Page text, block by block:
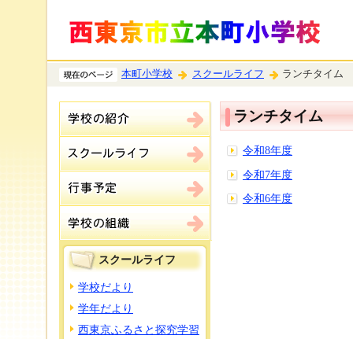
本町小学校 スクールライフ ランチタイム
スクールライフ
学校だより
学年だより
西東京ふるさと探究学習
ランチタイム
令和8年度
令和7年度
令和6年度